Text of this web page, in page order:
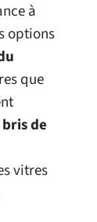
à
options
que
de
vitres